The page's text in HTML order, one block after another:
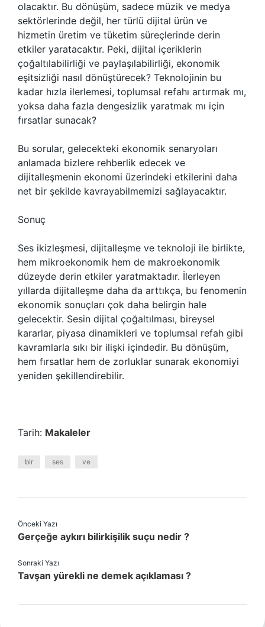
olacaktır. Bu dönüşüm, sadece müzik ve medya
sektörlerinde değil, her türlü dijital ürün ve
hizmetin üretim ve tüketim süreçlerinde derin
etkiler yaratacaktır. Peki, dijital içeriklerin
çoğaltılabilirliği ve paylaşılabilirliği, ekonomik
eşitsizliği nasıl dönüştürecek? Teknolojinin bu
kadar hızla ilerlemesi, toplumsal refahı artırmak mı,
yoksa daha fazla dengesizlik yaratmak mı için
fırsatlar sunacak?
Bu sorular, gelecekteki ekonomik senaryoları
anlamada bizlere rehberlik edecek ve
dijitalleşmenin ekonomi üzerindeki etkilerini daha
net bir şekilde kavrayabilmemizi sağlayacaktır.
Sonuç
Ses ikizleşmesi, dijitalleşme ve teknoloji ile birlikte,
hem mikroekonomik hem de makroekonomik
düzeyde derin etkiler yaratmaktadır. İlerleyen
yıllarda dijitalleşme daha da arttıkça, bu fenomenin
ekonomik sonuçları çok daha belirgin hale
gelecektir. Sesin dijital çoğaltılması, bireysel
kararlar, piyasa dinamikleri ve toplumsal refah gibi
kavramlarla sıkı bir ilişki içindedir. Bu dönüşüm,
hem fırsatlar hem de zorluklar sunarak ekonomiyi
yeniden şekillendirebilir.
Tarih: Makaleler
bir ses ve
Önceki Yazı
Gerçeğe aykırı bilirkişilik suçu nedir ?
Sonraki Yazı
Tavşan yürekli ne demek açıklaması ?